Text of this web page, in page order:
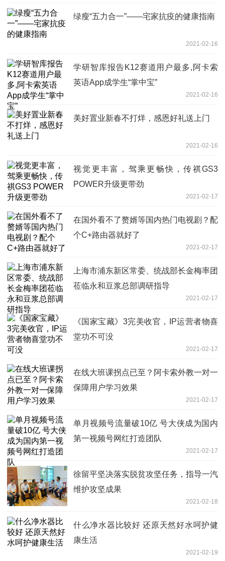
绿瘦“五力合一”——宅家抗疫的健康指南
2021-02-16
学研智库报告K12赛道用户最多,阿卡索
英语App成学生“掌中宝”
2021-02-16
美好置业新春不打烊，感恩好礼送上门
2021-02-16
视觉更丰富，驾乘更畅快，传祺GS3
POWER升级更带劲
2021-02-17
在国外看不了赘婿等国内热门电视剧？配
个C+路由器就好了
2021-02-17
上海市浦东新区常委、统战部长金梅率团
莅临永和豆浆总部调研指导
2021-02-17
《国家宝藏》3完美收官，IP运营者物喜
堂功不可没
2021-02-17
在线大班课拐点已至？阿卡索外教一对一
保障用户学习效果
2021-02-17
单月视频号流量破10亿 号大侠成为国内
第一视频号网红打造团队
2021-02-17
徐留平坚决落实脱贫攻坚任务，指导一汽
维护攻坚成果
2021-02-18
什么净水器比较好 还原天然好水呵护健
康生活
2021-02-19